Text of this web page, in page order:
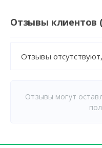
Отзывы клиентов
Отзывы
Отзывы могут